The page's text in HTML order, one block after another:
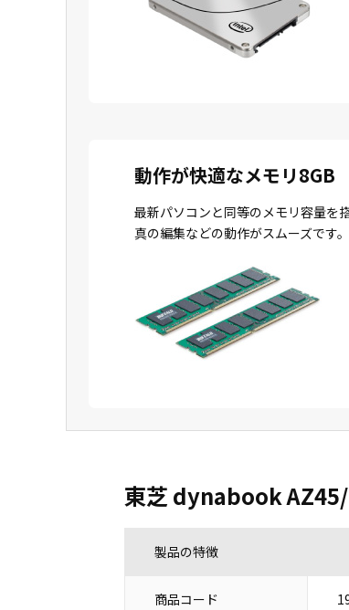
動作が快適なメモリ8GB
最新パソコンと同等のメモリ容量を
真の編集などの動作がスムーズです。
東芝 dynabook
製品の特徴
商品コード